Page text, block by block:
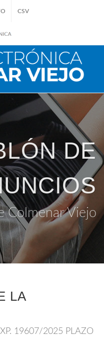
CSV
DE
Colmenar Viejo
LA
19607/2025 PLAZO